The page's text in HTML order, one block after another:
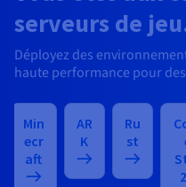
serveurs de
Déployez des
haute performance pour
Min
ecr
aft
AR
K
Ru
st
2